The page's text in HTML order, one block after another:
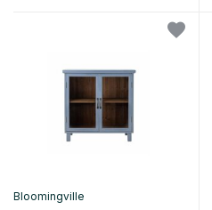
Bloomingville